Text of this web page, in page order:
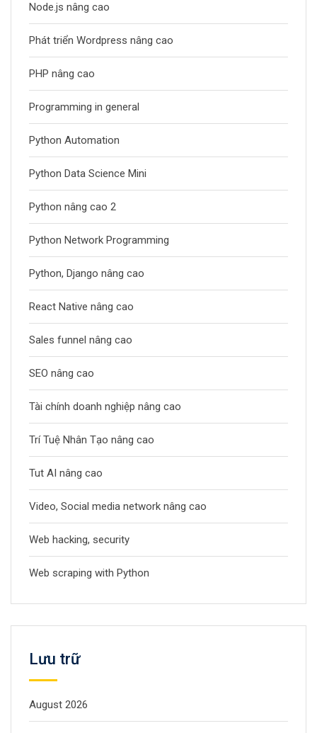
Node.js nâng cao
Phát triển Wordpress nâng cao
PHP nâng cao
Programming in general
Python Automation
Python Data Science Mini
Python nâng cao 2
Python Network Programming
Python, Django nâng cao
React Native nâng cao
Sales funnel nâng cao
SEO nâng cao
Tài chính doanh nghiệp nâng cao
Trí Tuệ Nhân Tạo nâng cao
Tut AI nâng cao
Video, Social media network nâng cao
Web hacking, security
Web scraping with Python
Lưu trữ
August 2026